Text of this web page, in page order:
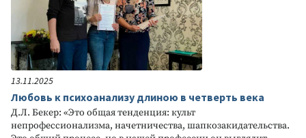
13.11.2025
Любовь к психоанализу длиною в четверть века
Д.Л. Бекер: «Это общая тенденция: культ
непрофессионализма, начетничества, шапкозакидательства.